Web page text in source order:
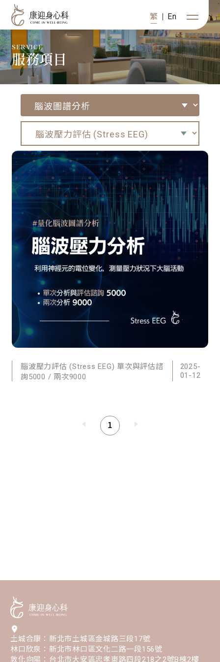
關於康迎
身心諮詢
分院資訊
數位心徑
初次訪客
複診預約
品牌友好
繁 En
SERVICE
服務項目
腦波壓力評估 (Stress EEG) 單次與評估諮
詢5000 / 兩次9000
2025-
01-12
1
土城合康：新北市土城區金城路三段17號
林口欣泉：新北市林口區文化二路一段156號
敦化向陽：台北市大安區忠孝東路四段218之2號B棟2樓